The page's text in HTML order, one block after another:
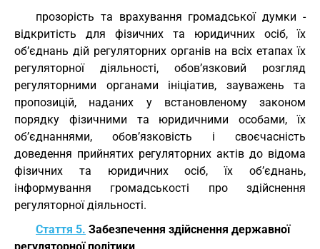
прозорість та врахування громадської думки -
відкритість для фізичних та юридичних осіб, їх
об’єднань дій регуляторних органів на всіх етапах їх
регуляторної діяльності, обов’язковий розгляд
регуляторними органами ініціатив, зауважень та
пропозицій, наданих у встановленому законом
порядку фізичними та юридичними особами, їх
об’єднаннями, обов’язковість і своєчасність
доведення прийнятих регуляторних актів до відома
фізичних та юридичних осіб, їх об’єднань,
інформування громадськості про здійснення
регуляторної діяльності.
Стаття 5. Забезпечення здійснення державної